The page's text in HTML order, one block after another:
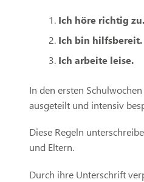
Ich höre richtig zu.
Ich bin hilfsbereit.
Ich arbeite leise.
In den ersten
ausgeteilt und intensiv
Diese Regeln
und Eltern.
Durch ihre Unterschrift